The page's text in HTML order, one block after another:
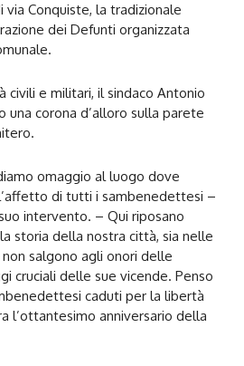
via Conquiste, la tradizionale
dei Defunti organizzata
civili e militari, il sindaco Antonio
una corona d’alloro sulla parete
omaggio al luogo dove
di tutti i sambenedettesi –
intervento. – Qui riposano
storia della nostra città, sia nelle
salgono agli onori delle
cruciali delle sue vicende. Penso
caduti per la libertà
l’ottantesimo anniversario della